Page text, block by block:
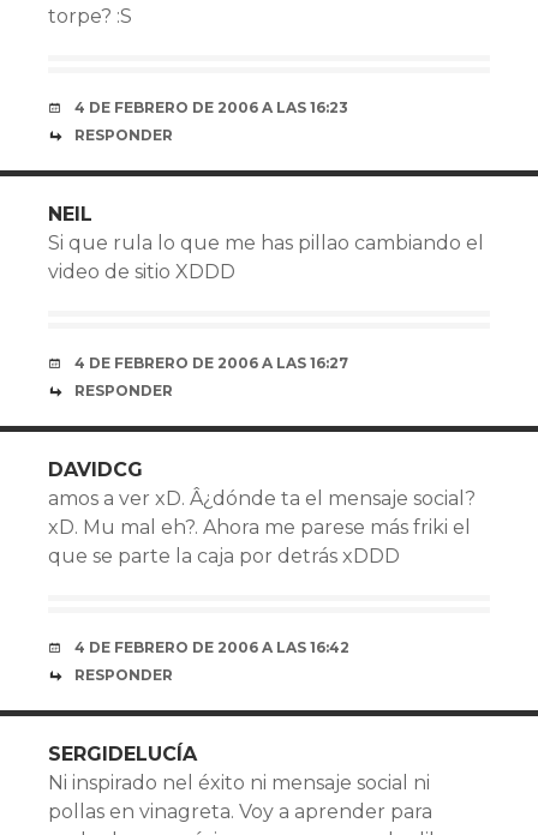
torpe? :S
4 DE FEBRERO DE 2006 A LAS 16:23
RESPONDER
NEIL
Si que rula lo que me has pillao cambiando el
video de sitio XDDD
4 DE FEBRERO DE 2006 A LAS 16:27
RESPONDER
DAVIDCG
amos a ver xD. Â¿dónde ta el mensaje social?
xD. Mu mal eh?. Ahora me parese más friki el
que se parte la caja por detrás xDDD
4 DE FEBRERO DE 2006 A LAS 16:42
RESPONDER
SERGIDELUCÍ­A
Ni inspirado nel éxito ni mensaje social ni
pollas en vinagreta. Voy a aprender para